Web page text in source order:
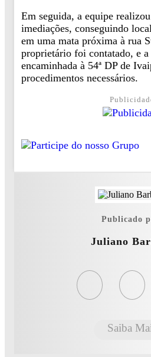
Em seguida, a equipe
imediações, conseguindo
em uma mata próxima à rua
proprietário foi contatado, e
encaminhada à 54ª DP de
procedimentos necessários.
Publicado
Juliano
Saiba